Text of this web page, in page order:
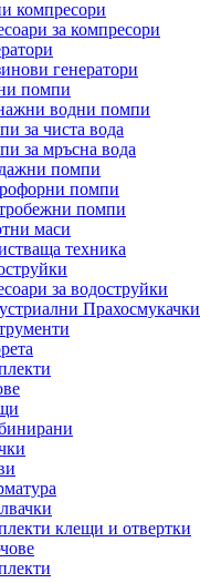
компресори
за компресори
генератори
помпи
водни помпи
за чиста вода
за мръсна вода
помпи
помпи
помпи
маси
техника
за водоструйки
Прахосмукачки
клещи и отвертки